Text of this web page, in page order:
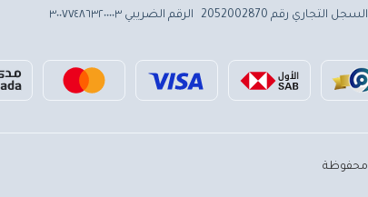
السجل التجاري رقم 2052002870 الرقم الضريبي ٣٠٠٧٧٤٨٦٣٢٠٠٠٠٣